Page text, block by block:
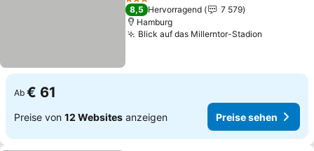
Preise sehen
3 Sterne
8,5 Hervorragend
7 579
Hamburg
Blick auf das Millerntor-Stadion
Ab € 61
Preise von 12 Websites anzeigen Preise sehen